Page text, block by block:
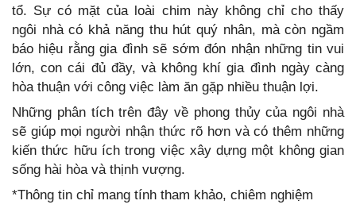
tổ. Sự có mặt của loài chim này không chỉ cho thấy
ngôi nhà có khả năng thu hút quý nhân, mà còn ngầm
báo hiệu rằng gia đình sẽ sớm đón nhận những tin vui
lớn, con cái đủ đầy, và không khí gia đình ngày càng
hòa thuận với công việc làm ăn gặp nhiều thuận lợi.
Những phân tích trên đây về phong thủy của ngôi nhà
sẽ giúp mọi người nhận thức rõ hơn và có thêm những
kiến thức hữu ích trong việc xây dựng một không gian
sống hài hòa và thịnh vượng.
*Thông tin chỉ mang tính tham khảo, chiêm nghiệm